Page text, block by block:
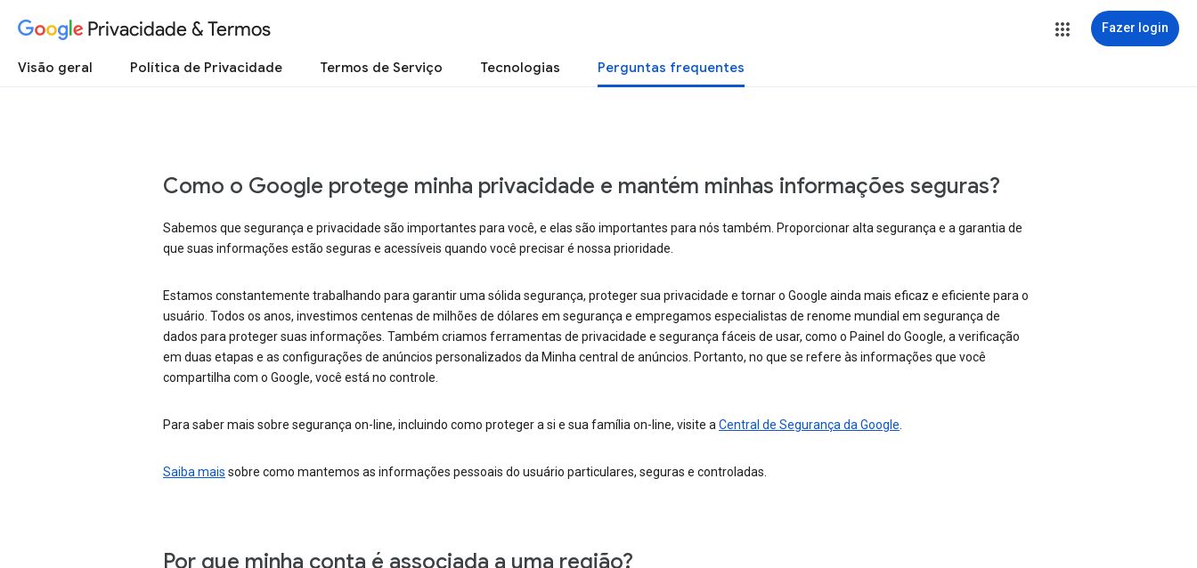
Privacidade & Termos Fazer login
Visão geral Política de Privacidade Termos de Serviço Tecnologias Perguntas frequentes
Como o Google protege minha privacidade e mantém minhas informações seguras?
Sabemos que segurança e privacidade são importantes para você, e elas são importantes para nós também. Proporcionar alta segurança e a garantia de
que suas informações estão seguras e acessíveis quando você precisar é nossa prioridade.
Estamos constantemente trabalhando para garantir uma sólida segurança, proteger sua privacidade e tornar o Google ainda mais eficaz e eficiente para o
usuário. Todos os anos, investimos centenas de milhões de dólares em segurança e empregamos especialistas de renome mundial em segurança de
dados para proteger suas informações. Também criamos ferramentas de privacidade e segurança fáceis de usar, como o Painel do Google, a verificação
em duas etapas e as configurações de anúncios personalizados da Minha central de anúncios. Portanto, no que se refere às informações que você
compartilha com o Google, você está no controle.
Para saber mais sobre segurança on-line, incluindo como proteger a si e sua família on-line, visite a Central de Segurança da Google
Saiba mais sobre como mantemos as informações pessoais do usuário particulares, seguras e controladas.
Por que minha conta é associada a uma região?